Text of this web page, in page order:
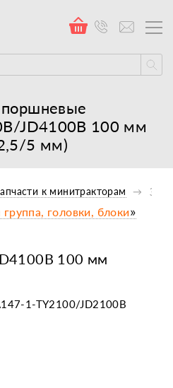
JD4100B 100 мм
5 мм)
к минитракторам
100 мм
головки, блоки»
1-TY2100/JD2100B